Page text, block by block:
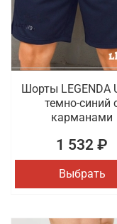
товаров для
качественным
заказов по
Шорты LEGENDA
темно-синий
карманами
1 532 ₽
Выбрать